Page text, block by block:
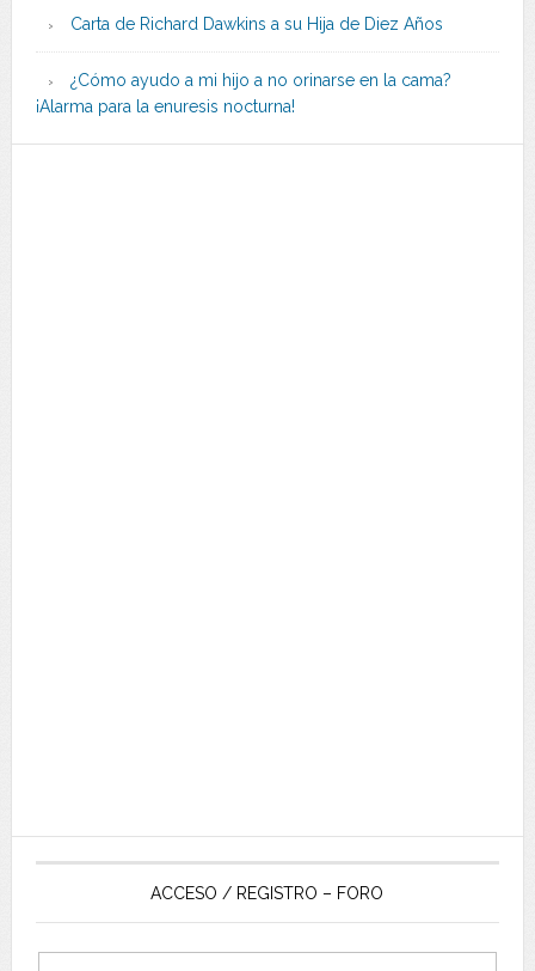
Carta de Richard Dawkins a su Hija de Diez Años
¿Cómo ayudo a mi hijo a no orinarse en la cama?
¡Alarma para la enuresis nocturna!
ACCESO / REGISTRO – FORO